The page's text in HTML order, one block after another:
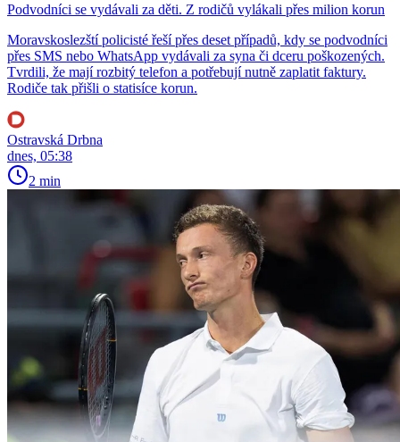
Podvodníci se vydávali za děti. Z rodičů vylákali přes milion korun
Moravskoslezští policisté řeší přes deset případů, kdy se podvodníci
přes SMS nebo WhatsApp vydávali za syna či dceru poškozených.
Tvrdili, že mají rozbitý telefon a potřebují nutně zaplatit faktury.
Rodiče tak přišli o statisíce korun.
Ostravská Drbna
dnes, 05:38
2 min